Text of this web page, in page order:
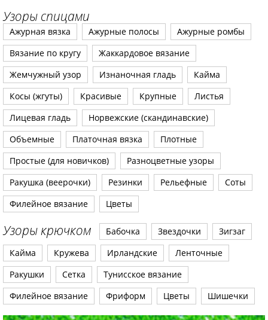
Узоры спицами
Ажурная вязка Ажурные полосы
Ажурные ромбы
Вязание по кругу
Жаккардовое вязание
Жемчужный узор
Изнаночная гладь
Кайма
Косы (жгуты)
Красивые Крупные
Листья
Лицевая гладь
Норвежские (скандинавские)
Объемные
Платочная вязка
Плотные
Простые (для новичков)
Разноцветные узоры
Ракушка (веерочки)
Резинки Рельефные
Соты
Филейное вязание
Цветы
Узоры крючком Бабочка Звездочки
Зигзаг
Кайма
Кружева Ирландские
Ленточные
Ракушки
Сетка
Тунисское вязание
Филейное вязание
Фриформ Цветы Шишечки